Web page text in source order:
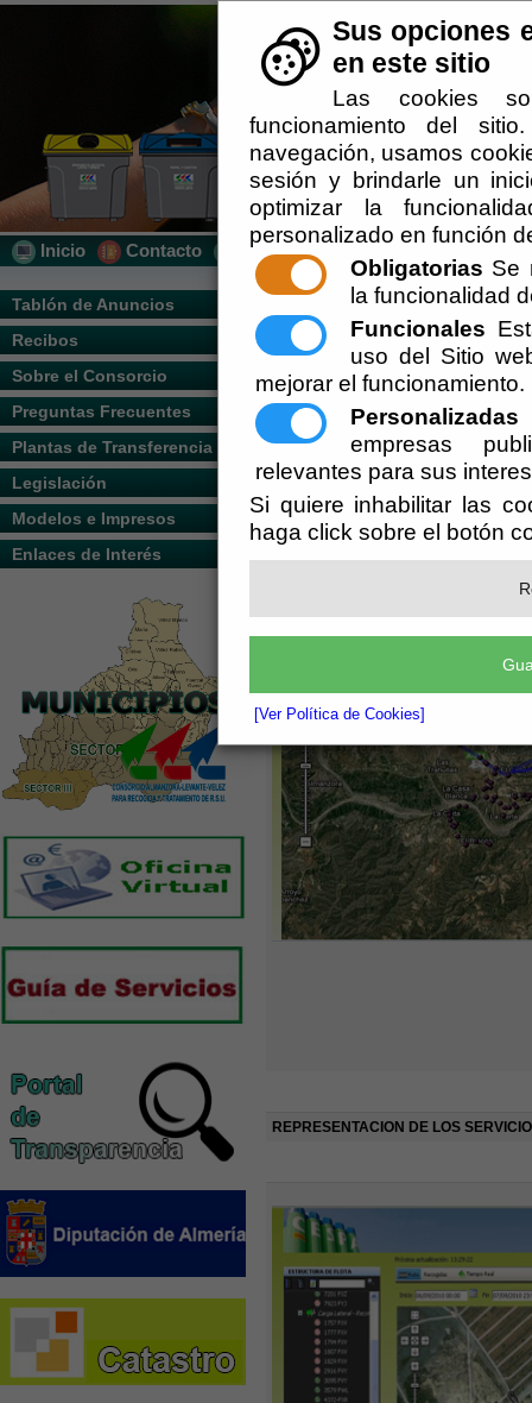
Sus opciones
en este sitio
Las cookies
funcionamiento del
navegación, usamos
sesión y brindarle un
optimizar la
personalizado en función
Obligatorias Se
la funcionalidad
Funcionales
uso del Sitio
mejorar el funcionamiento.
Personalizadas
empresas
relevantes para sus
Si quiere inhabilitar las
haga click sobre el botón
[Ver Política de Cookies]
Inicio Contacto Localización
Tablón de Anuncios
Recibos
Sobre el Consorcio
Preguntas Frecuentes
Plantas de Transferencia
Legislación
Modelos e Impresos
Enlaces de Interés
Usted se encuentra aquí:Inicio //
Escuchar
Nuestro sistema informático surge para
RSU y crear un canal de comunicación
en cada momento se pueda obtener la
El consorcio dispone de un sistema de
optimización de los recursos ofertados.
VEHÍCULOS CON GPS Y RFID.
REPRESENTACION DE LOS